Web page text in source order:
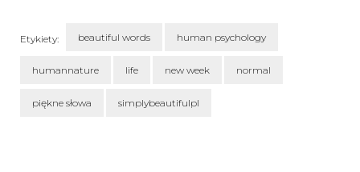
Etykiety: beautiful words human psychology
humannature life new week normal
piękne słowa simplybeautifulpl